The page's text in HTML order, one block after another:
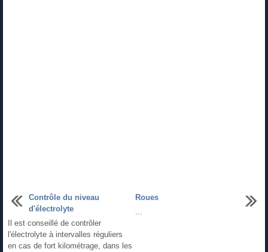
Contrôle du niveau
d'électrolyte
Il est conseillé de contrôler
l'électrolyte à intervalles réguliers
en cas de fort kilométrage, dans les
Roues
...